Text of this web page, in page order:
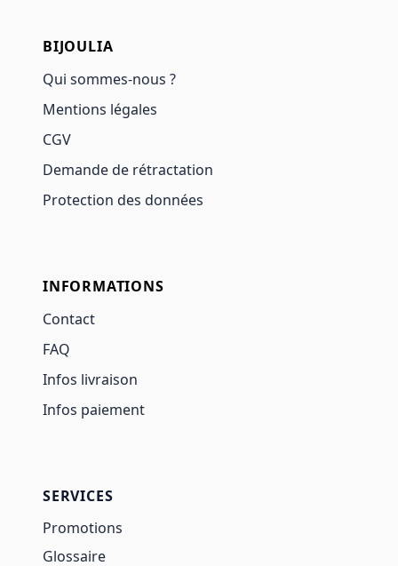
BIJOULIA
Qui sommes-nous ?
Mentions légales
CGV
Demande de rétractation
Protection des données
INFORMATIONS
Contact
FAQ
Infos livraison
Infos paiement
SERVICES
Promotions
Glossaire